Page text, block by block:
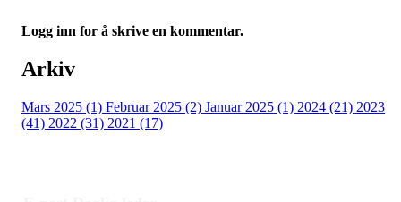
Logg inn for å skrive en kommentar.
Arkiv
Mars 2025 (1) Februar 2025 (2) Januar 2025 (1) 2024 (21) 2023
(41) 2022 (31) 2021 (17)